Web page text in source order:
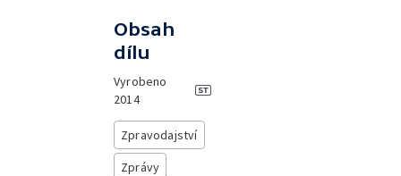
Obsah
dílu
Vyrobeno
2014
Zpravodajství
Zprávy